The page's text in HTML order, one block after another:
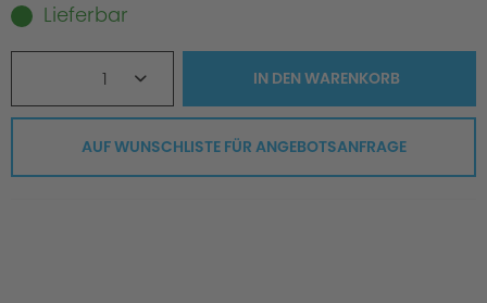
Lieferbar
1 IN DENWARENKORB
AUF WUNSCHLISTE FÜR ANGEBOTSANFRAGE